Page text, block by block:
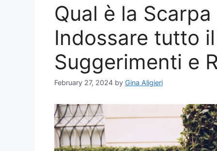
Qual è la
Indossare tutto
Suggerimenti e
February 27, 2024 by Gina Aligieri